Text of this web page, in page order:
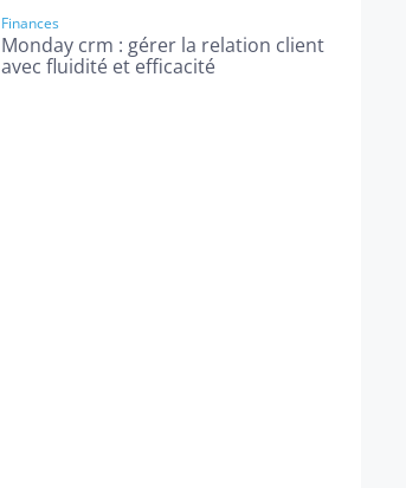
Finances
Monday crm : gérer la relation client
avec fluidité et efficacité